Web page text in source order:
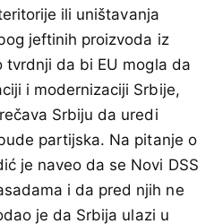
ili uništavanja
jeftinih proizvoda iz
tvrdnji da bi EU mogla da
i modernizaciji Srbije,
Srbiju da uredi
partijska. Na pitanje o
je naveo da se Novi DSS
i da pred njih ne
je da Srbija ulazi u